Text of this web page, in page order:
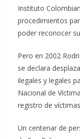
Instituto
procedimientos
poder reconocer
Pero en 2002
se declara
ilegales y legales
Nacional de
registro de
Un centenar de